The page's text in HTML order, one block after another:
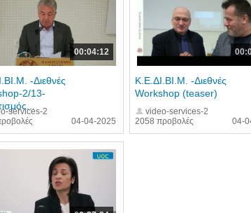
00:04:12
-Διεθνές
2/13-
services-2
04-04-2025
2058 προβολές
Κ.Ε.ΔΙ.ΒΙ.Μ. -Διεθνές
Workshop (teaser)
video-services-2
04-